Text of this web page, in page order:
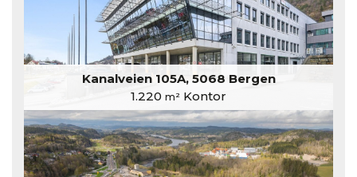
Kanalveien 105A, 5068 Bergen
1.220 m² Kontor